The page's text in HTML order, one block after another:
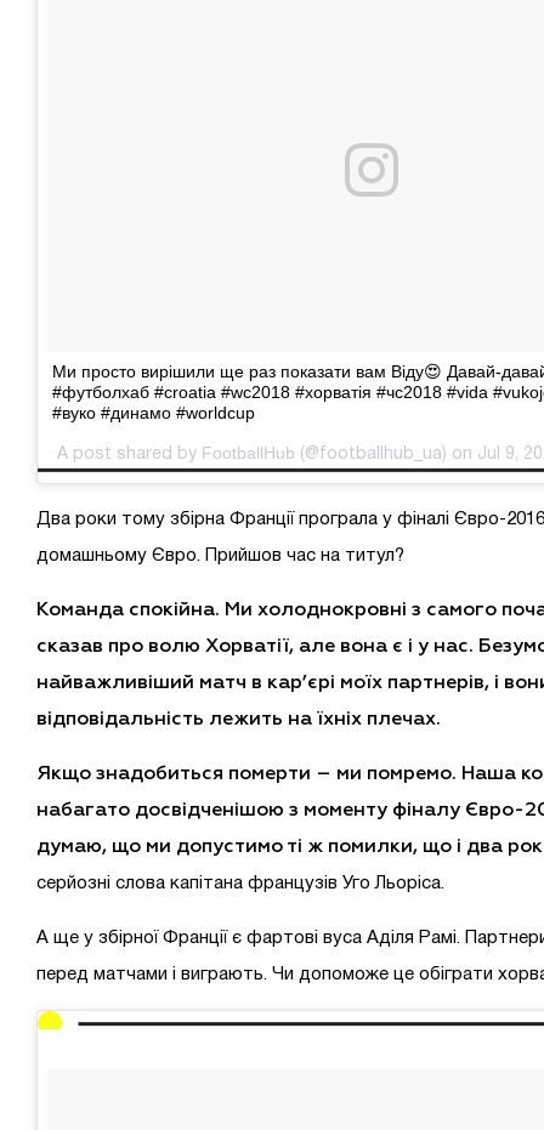
Ми просто вирішили ще раз показати вам Віду😍 Давай-
#футболхаб #croatia #wc2018 #хорватія #чс2018 #vida
#вуко #динамо #worldcup
A post shared by FootballHub (@footballhub_ua) on Jul 9,
Два роки тому збірна Франції програла у фіналі Євро-2016
домашньому Євро. Прийшов час на титул?
Команда спокійна. Ми холоднокровні з самого
сказав про волю Хорватії, але вона є і у нас.
найважливіший матч в кар’єрі моїх партнерів, і
відповідальність лежить на їхніх плечах.
Якщо знадобиться померти – ми помремо. Наша
набагато досвідченішою з моменту фіналу Євро-
думаю, що ми допустимо ті ж помилки, що і два
серйозні слова капітана французів Уго Льоріса.
А ще у збірної Франції є фартові вуса Аділя Рамі.
перед матчами і виграють. Чи допоможе це обіграти